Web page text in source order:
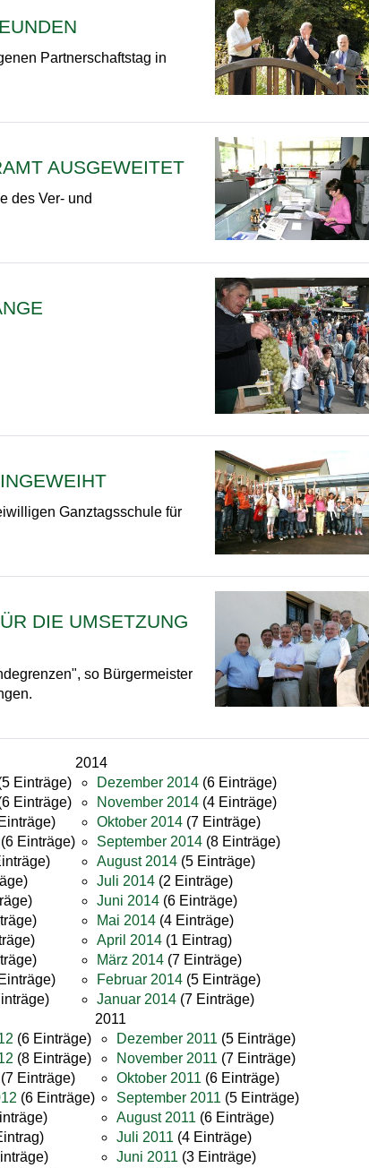
Partnerschaftstag in
AUSGEWEITET
des Ver- und
Ganztagsschule für
DIE UMSETZUNG
so Bürgermeister
Einträge)
Einträge)
(6 Einträge)
2014
Dezember 2014 (6 Einträge)
November 2014 (4 Einträge)
Oktober 2014 (7 Einträge)
September 2014 (8 Einträge)
August 2014 (5 Einträge)
Juli 2014 (2 Einträge)
Juni 2014 (6 Einträge)
Mai 2014 (4 Einträge)
April 2014 (1 Eintrag)
März 2014 (7 Einträge)
Februar 2014 (5 Einträge)
Januar 2014 (7 Einträge)
(6 Einträge)
(8 Einträge)
(7 Einträge)
(6 Einträge)
2011
Dezember 2011 (5 Einträge)
November 2011 (7 Einträge)
Oktober 2011 (6 Einträge)
September 2011 (5 Einträge)
August 2011 (6 Einträge)
Juli 2011 (4 Einträge)
Juni 2011 (3 Einträge)